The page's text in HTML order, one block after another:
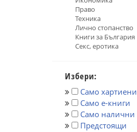
Право
Техника
Лично стопанство
Книги за България
Секс, еротика
Избери:
Само хартиени
Само е-книги
Само налични
Предстоящи